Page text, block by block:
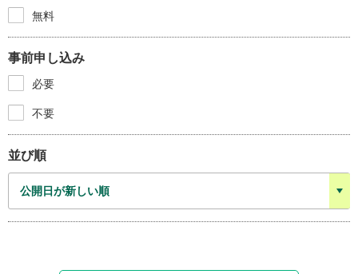
無料
事前申し込み
必要
不要
並び順